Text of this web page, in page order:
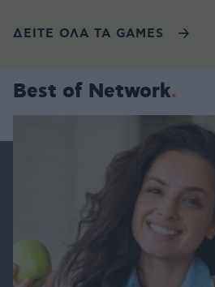
ΔΕΙΤΕ ΟΛΑ ΤΑ GAMES
Best of Network